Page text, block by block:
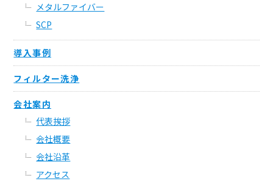
メタルファイバー
SCP
導入事例
フィルター洗浄
会社案内
代表挨拶
会社概要
会社沿革
アクセス